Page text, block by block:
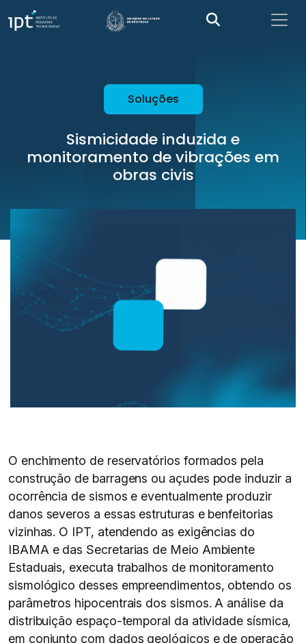
Soluções
Sismicidade induzida e
monitoramento de vibrações em
obras civis
O enchimento de reservatórios formados pela
construção de barragens ou açudes pode induzir a
ocorrência de sismos e eventualmente produzir
danos severos a essas estruturas e benfeitorias
vizinhas. O IPT, atendendo as exigências do
IBAMA e das Secretarias de Meio Ambiente
Estaduais, executa trabalhos de monitoramento
sismológico desses empreendimentos, obtendo os
parâmetros hipocentrais dos sismos. A análise da
distribuição espaço-temporal da atividade sísmica,
em conjunto com dados geológicos e de operação